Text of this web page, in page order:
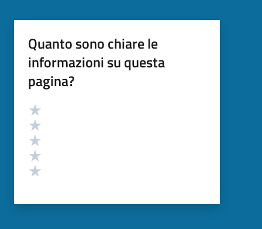
Quanto sono chiare le
informazioni su questa
pagina?
Valutazione